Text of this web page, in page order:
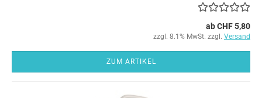
ab CHF 5,80
zzgl. 8.1% MwSt. zzgl. Versand
ZUM ARTIKEL